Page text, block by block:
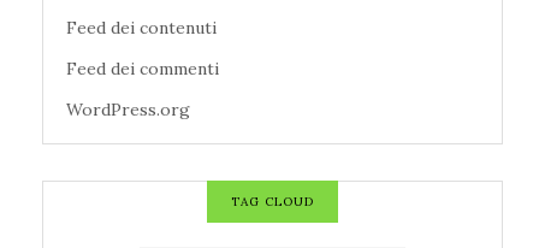
Feed dei contenuti
Feed dei commenti
WordPress.org
TAG CLOUD